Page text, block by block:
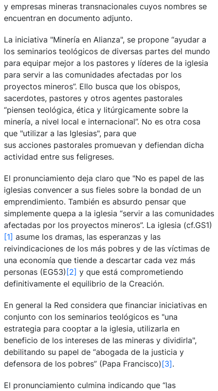
y empresas mineras transnacionales cuyos nombres se
encuentran en documento adjunto.
La iniciativa "Minería en Alianza", se propone “ayudar a
los seminarios teológicos de diversas partes del mundo
para equipar mejor a los pastores y líderes de la iglesia
para servir a las comunidades afectadas por los
proyectos mineros”. Ello busca que los obispos,
sacerdotes, pastores y otros agentes pastorales
“piensen teológica, ética y litúrgicamente sobre la
minería, a nivel local e internacional”. No es otra cosa
que "utilizar a las Iglesias", para que
sus acciones pastorales promuevan y defiendan dicha
actividad entre sus feligreses.
El pronunciamiento deja claro que "No es papel de las
iglesias convencer a sus fieles sobre la bondad de un
emprendimiento. También es absurdo pensar que
simplemente quepa a la iglesia “servir a las comunidades
afectadas por los proyectos mineros”. La iglesia (cf.GS1)
[1] asume los dramas, las esperanzas y las
reivindicaciones de los más pobres y de las víctimas de
una economía que tiende a descartar cada vez más
personas (EG53) [2] y que está comprometiendo
definitivamente el equilibrio de la Creación.
En general la Red considera que financiar iniciativas en
conjunto con los seminarios teológicos es "una
estrategia para cooptar a la iglesia, utilizarla en
beneficio de los intereses de las mineras y dividirla",
debilitando su papel de “abogada de la justicia y
defensora de los pobres” (Papa Francisco)[3].
El pronunciamiento culmina indicando que “las